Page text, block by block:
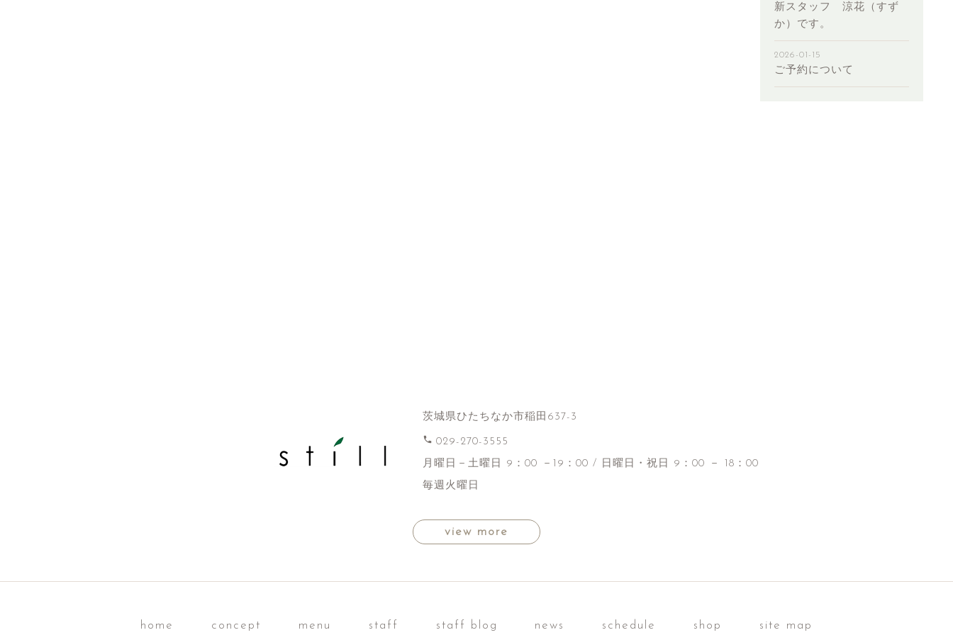
新スタッフ 涼花（すず
か）です。
2026-01-15
ご予約について
茨城県ひたちなか市稲田637-3
phone 029-270-3555
月曜日－土曜日 9：00 －19：00 / 日曜日・祝日 9：00 － 18：00
毎週火曜日
view more
home concept menu staff staff blog news schedule shop site map